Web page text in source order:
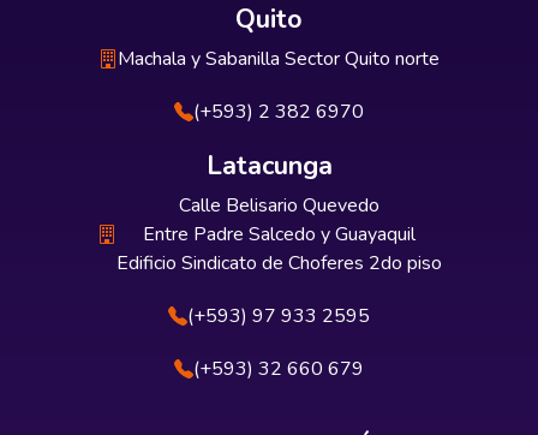
Quito
Machala y Sabanilla Sector Quito norte
(+593) 2 382 6970
Latacunga
Calle Belisario Quevedo
Entre Padre Salcedo y Guayaquil
Edificio Sindicato de Choferes 2do piso
(+593) 97 933 2595
(+593) 32 660 679